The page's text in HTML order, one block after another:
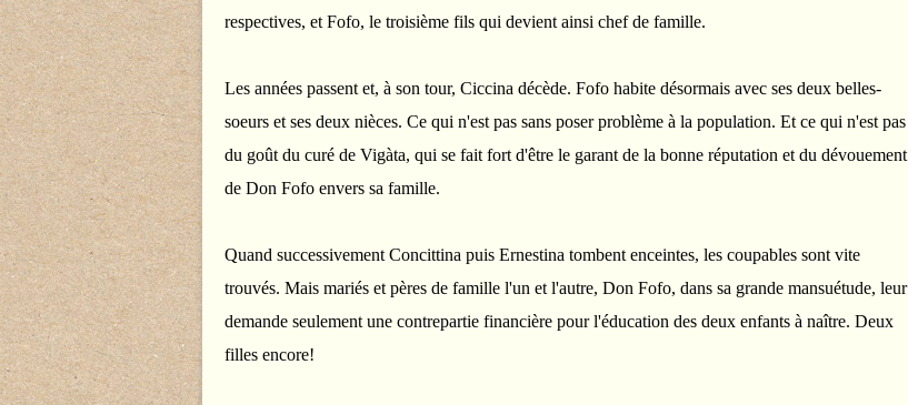
respectives, et Fofo, le troisième fils qui devient ainsi chef de famille.
Les années passent et, à son tour, Ciccina décède. Fofo habite désormais avec ses deux belles-
soeurs et ses deux nièces. Ce qui n'est pas sans poser problème à la population. Et ce qui n'est pas
du goût du curé de Vigàta, qui se fait fort d'être le garant de la bonne réputation et du dévouement
de Don Fofo envers sa famille.
Quand successivement Concittina puis Ernestina tombent enceintes, les coupables sont vite
trouvés. Mais mariés et pères de famille l'un et l'autre, Don Fofo, dans sa grande mansuétude, leur
demande seulement une contrepartie financière pour l'éducation des deux enfants à naître. Deux
filles encore!